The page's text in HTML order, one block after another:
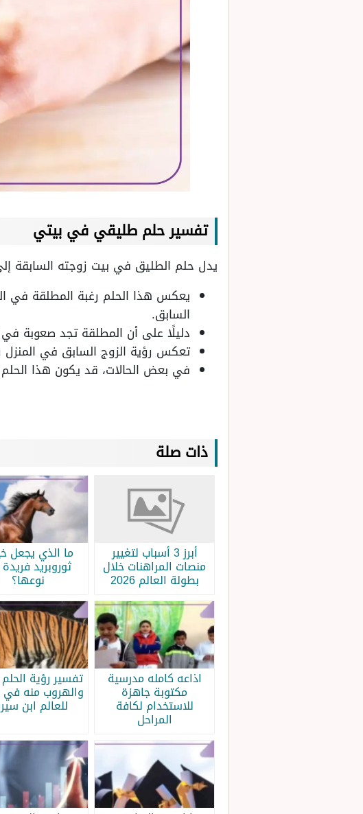
تفسير حلم طليقي في بيتي
يدل حلم الطليق في بيت زوجته السابقة
يعكس هذا الحلم رغبة المطلقة في
السابق.
دليلًا على أن المطلقة تجد صعوبة
تعكس رؤية الزوج السابق في
في بعض الحالات، قد يكون هذا
ذات صلة
أبرز 3 أسباب لتغيير
منصات المراهنات خلال
بطولة العالم 2026
ما الذي يجعل
ثوروبريد
نوعها؟
اذاعه كامله مدرسية
مكتوبة جاهزة
للاستخدام لكافة
المراحل
تفسير رؤية الحلم
والهروب منه في
للعالم ابن